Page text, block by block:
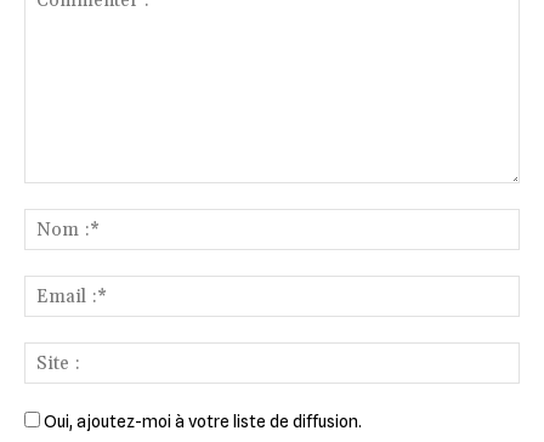
:*
:*
:
Oui, ajoutez-moi à votre liste de diffusion.